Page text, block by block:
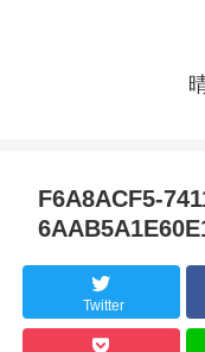
F6A8ACF5-
Twitter